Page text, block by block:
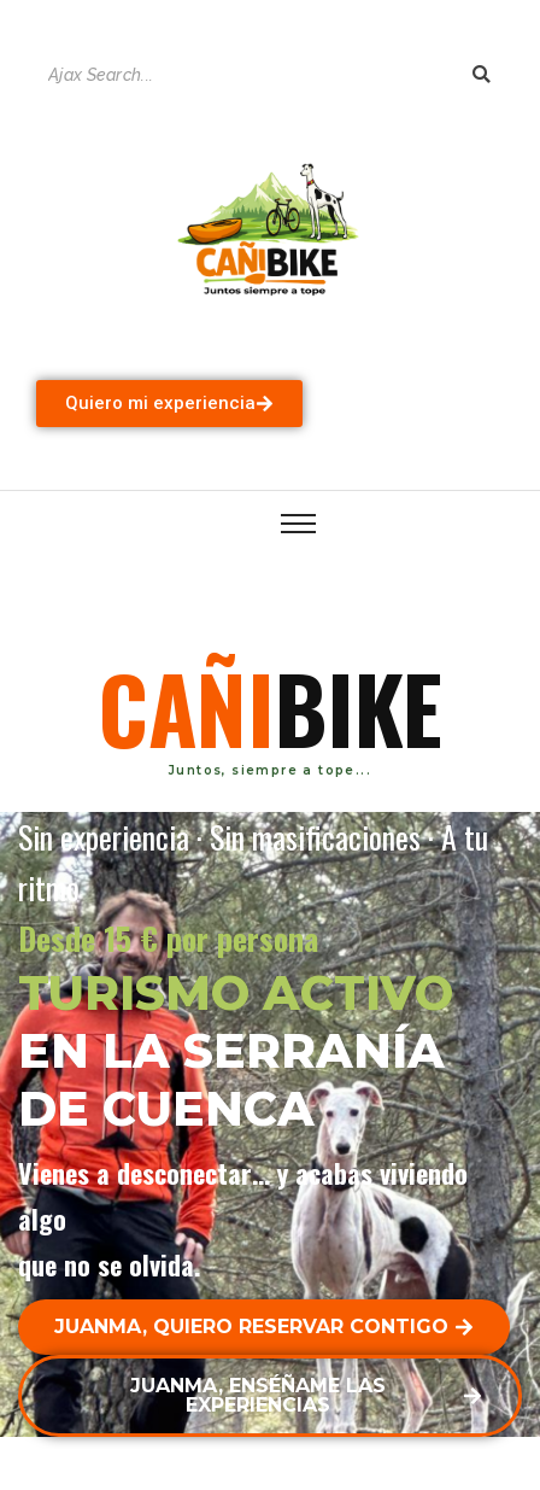
Quiero mi experiencia
CAÑIBIKE
Juntos, siempre a tope...
Sin experiencia · Sin masificaciones · A tu
ritmo
Desde 15 € por persona
TURISMO ACTIVO
EN LA SERRANÍA
DE CUENCA
Vienes a desconectar… y acabas viviendo
algo
que no se olvida.
JUANMA, QUIERO RESERVAR CONTIGO
JUANMA, ENSÉÑAME LAS
EXPERIENCIAS